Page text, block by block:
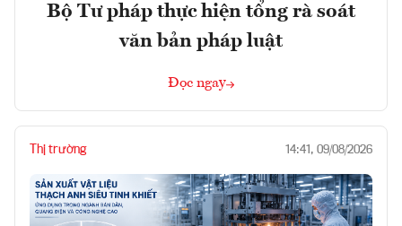
Bộ Tư pháp thực hiện tổng rà soát
văn bản pháp luật
Đọc ngay
Thị trường 14:41, 09/08/2026